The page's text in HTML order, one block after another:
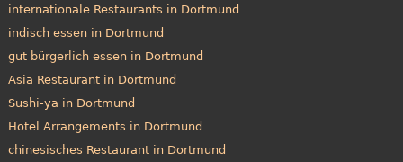
internationale Restaurants in Dortmund
indisch essen in Dortmund
gut bürgerlich essen in Dortmund
Asia Restaurant in Dortmund
Sushi-ya in Dortmund
Hotel Arrangements in Dortmund
chinesisches Restaurant in Dortmund